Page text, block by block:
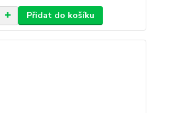
Přidat do košíku